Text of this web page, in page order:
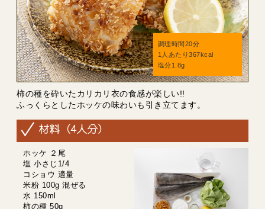
調理時間20分
1人あたり367kcal
塩分1.8g
柿の種を砕いたカリカリ衣の食感が楽しい!!
ふっくらとしたホッケの味わいも引き立てます。
ホッケ ２尾
塩 小さじ1/4
コショウ 適量
米粉 100g 混ぜる
水 150ml
柿の種 50g